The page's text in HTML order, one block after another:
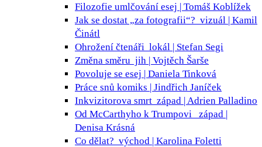
Filozofie umlčování esej | Tomáš Koblížek
Jak se dostat „za fotografii“? vizuál | Kamil
Činátl
Ohrožení čtenáři lokál | Stefan Segi
Změna směru jih | Vojtěch Šarše
Povoluje se esej | Daniela Tinková
Práce snů komiks | Jindřich Janíček
Inkvizitorova smrt západ | Adrien Palladino
Od McCarthyho k Trumpovi
západ |
Denisa Krásná
Co dělat? východ | Karolina Foletti